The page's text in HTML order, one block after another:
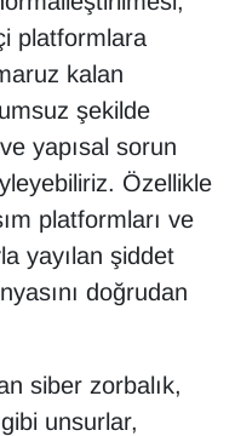
platformlara
kalan
şekilde
yapısal sorun
Özellikle
platformları ve
yayılan şiddet
doğrudan
siber zorbalık,
unsurlar,